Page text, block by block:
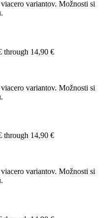
variantov. Možnosti si
through 14,90 €
variantov. Možnosti si
through 14,90 €
variantov. Možnosti si